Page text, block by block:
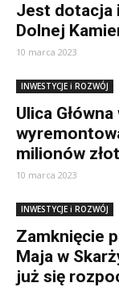
Jest dotacja
Dolnej
10 marca 2023
INWESTYCJE i ROZWÓJ
Ulica
milionów
10 marca 2023
INWESTYCJE i ROZWÓJ
Zamknięcie
Maja w
już się